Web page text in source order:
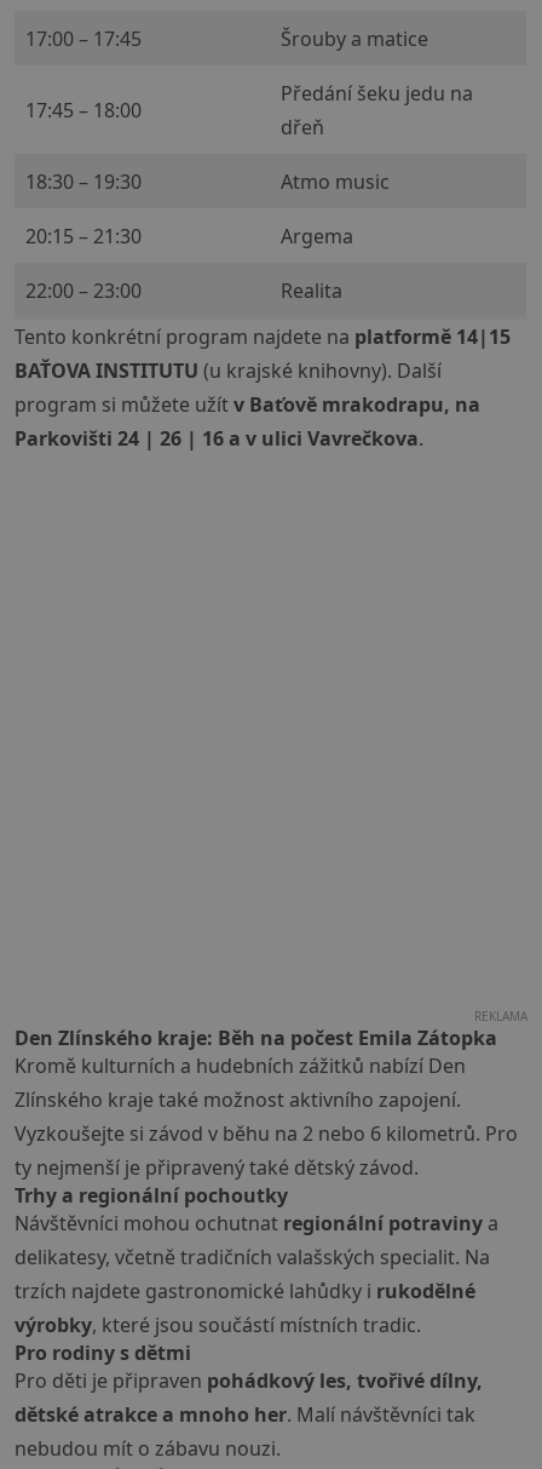
17:00 – 17:45 Šrouby a matice
17:45 – 18:00
Předání šeku jedu na
dřeň
18:30 – 19:30 Atmo music
20:15 – 21:30 Argema
22:00 – 23:00
Realita
Tento konkrétní program najdete na platformě 14|15
BAŤOVA INSTITUTU (u krajské knihovny). Další
program si můžete užítv Baťově mrakodrapu, na
Parkovišti 24 | 26 | 16 a v ulici Vavrečkova.
REKLAMA
Den Zlínského kraje: Běh na počest Emila Zátopka
Kromě kulturních a hudebních zážitků nabízí Den
Zlínského kraje také možnost aktivního zapojení.
Vyzkoušejte si závod v běhu na 2 nebo 6 kilometrů. Pro
ty nejmenší je připravený také dětský závod.
Trhy a regionální pochoutky
Návštěvníci mohou ochutnat regionální potraviny a
delikatesy, včetně tradičních valašských specialit. Na
trzích najdete gastronomické lahůdky i rukodělné
výrobky, které jsou součástí místních tradic.
Pro rodiny s dětmi
Pro děti je připraven pohádkový les, tvořivé dílny,
dětské atrakce a mnoho her. Malí návštěvníci tak
nebudou mít o zábavu nouzi.